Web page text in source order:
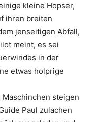
kleine Hopser,
ihren breiten
jenseitigen Abfall,
meint, es sei
in der
etwas holprige
steigen
Paul zulachen